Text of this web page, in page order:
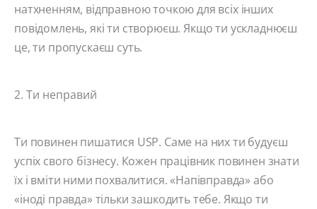
натхненням, відправною точкою для всіх інших
повідомлень, які ти створюєш. Якщо ти ускладнюєш
це, ти пропускаєш суть.
2. Ти неправий
Ти повинен пишатися USP. Саме на них ти будуєш
успіх свого бізнесу. Кожен працівник повинен знати
їх і вміти ними похвалитися. «Напівправда» або
«іноді правда» тільки зашкодить тебе. Якщо ти